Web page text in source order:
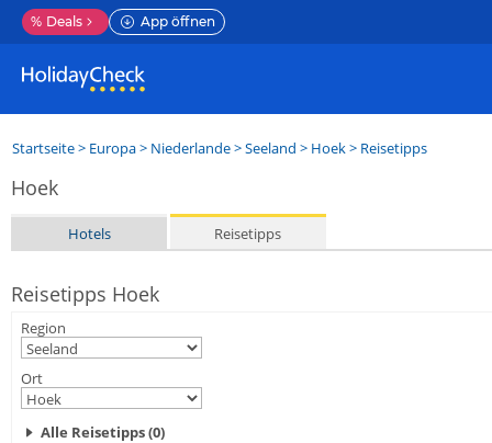
% Deals App öffnen
Startseite> Europa> Niederlande>Seeland > Hoek> Reisetipps
Hoek
Hotels Reisetipps
Reisetipps Hoek
Region
Ort
Alle Reisetipps (0)